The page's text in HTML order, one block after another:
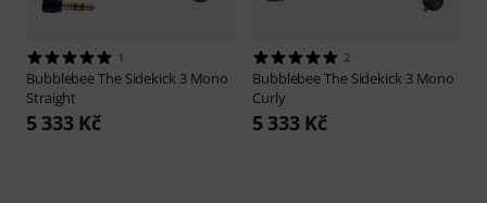
1
BubblebeeThe Sidekick 3 Mono
Straight
5 333 Kč
2
BubblebeeThe Sidekick 3 Mono
Curly
5 333 Kč